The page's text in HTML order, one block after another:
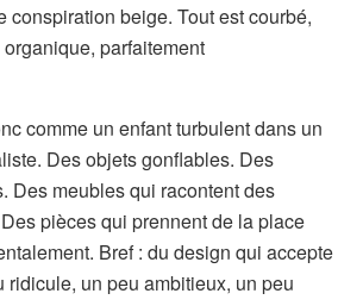
conspiration beige. Tout est courbé,
parfaitement
comme un enfant turbulent dans un
Des objets gonflables. Des
Des meubles qui racontent des
pièces qui prennent de la place
Bref : du design qui accepte
ridicule, un peu ambitieux, un peu